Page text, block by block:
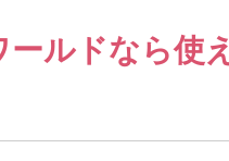
ールドなら使